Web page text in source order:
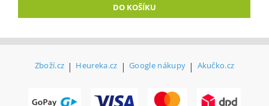
Zboží.cz | Heureka.cz | Google nákupy | Akučko.cz